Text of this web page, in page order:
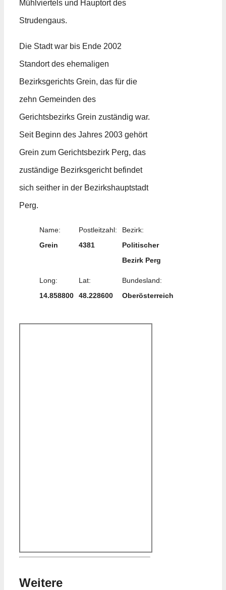
Mühlviertels und Hauptort des
Strudengaus.
Die Stadt war bis Ende 2002
Standort des ehemaligen
Bezirksgerichts Grein, das für die
zehn Gemeinden des
Gerichtsbezirks Grein zuständig war.
Seit Beginn des Jahres 2003 gehört
Grein zum Gerichtsbezirk Perg, das
zuständige Bezirksgericht befindet
sich seither in der Bezirkshauptstadt
Perg.
Name:
Grein
Postleitzahl:
4381
Bezirk:
Politischer
Bezirk Perg
Long:
14.858800
Lat:
48.228600
Bundesland:
Oberösterreich
Weitere